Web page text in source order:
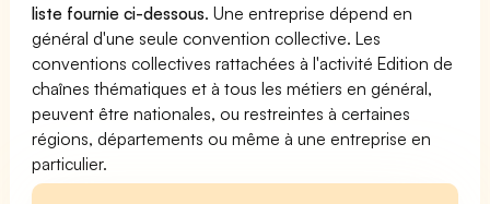
liste fournie ci-dessous. Une entreprise dépend en
général d'une seule convention collective. Les
conventions collectives rattachées à l'activité Edition de
chaînes thématiques et à tous les métiers en général,
peuvent être nationales, ou restreintes à certaines
régions, départements ou même à une entreprise en
particulier.